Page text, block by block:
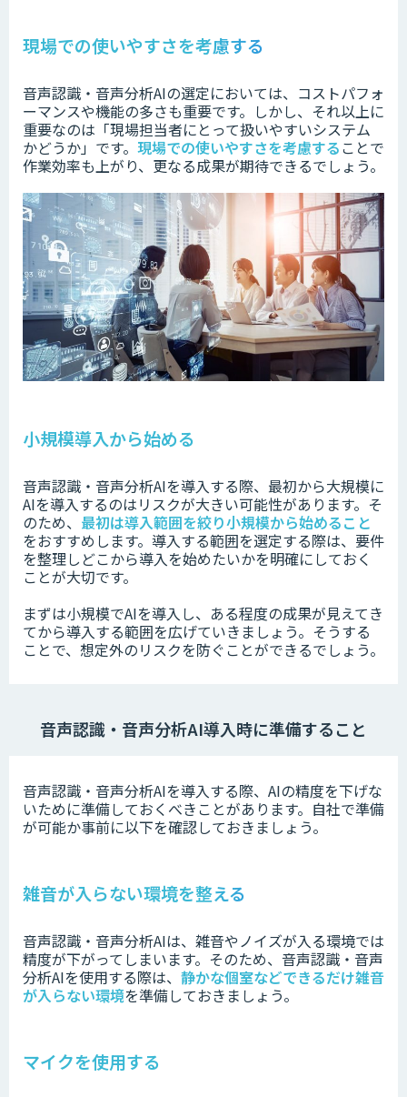
現場での使いやすさを考慮する
音声認識・音声分析AIの選定においては、コストパフォ
ーマンスや機能の多さも重要です。 しかし、それ以上に
重要なのは「現場担当者にとって扱いやすいシステム
かどうか」です。 現場での使いやすさを考慮する ことで
作業効率も上がり、更なる成果が期待できるでしょう。
小規模導入から始める
音声認識・音声分析AIを導入する際、 最初から大規模に
AIを導入するのはリスクが大きい可能性があります。そ
のため、 最初は導入範囲を絞り小規模から始めること
をおすすめします。導入する範囲を選定する際は、要件
を整理しどこから導入を始めたいかを明確にしておく
ことが大切です。
まずは小規模でAIを導入し、ある程度の成果が見えてき
てから導入する範囲を広げていきましょう。 そうする
ことで、想定外のリスクを防ぐことができるでしょう。
音声認識・音声分析AI導入時に準備すること
音声認識・音声分析AIを導入する際、AIの精度を下げな
いために準備しておくべきことがあります。 自社で準備
が可能か事前に以下を確認しておきましょう。
雑音が入らない環境を整える
音声認識・音声分析AIは、雑音やノイズが入る環境では
精度が下がってしまいます。 そのため、音声認識・音声
分析AIを使用する際は、 静かな個室などできるだけ雑音
が入らない環境を準備しておきましょう。
マイクを使用する